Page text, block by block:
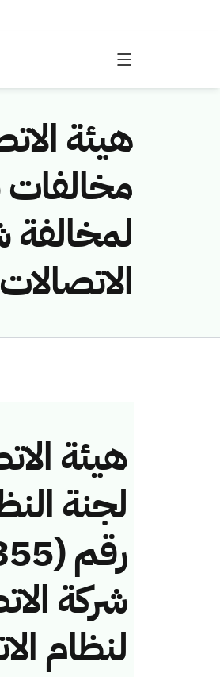
هيئة
لمخالفة
الاتصالات
هيئة
لجنة
شركة
لنظام